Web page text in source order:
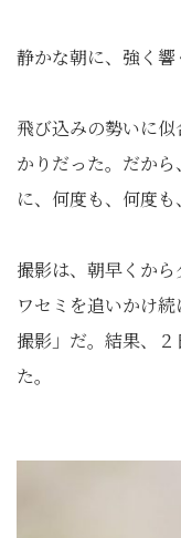
静かな朝に、強く響
飛び込みの勢いに
かりだった。だか
に、何度も、何度も
撮影は、朝早くか
ワセミを追いかけ
撮影」だ。結果、
た。